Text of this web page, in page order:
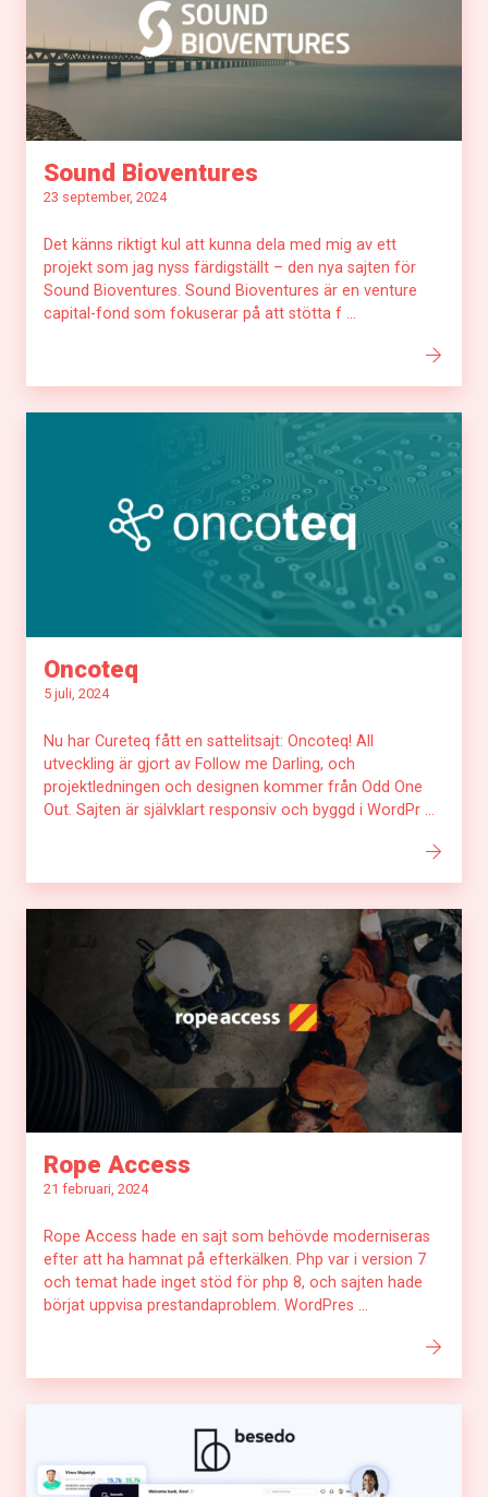
Sound Bioventures
23 september, 2024
Det känns riktigt kul att kunna dela med mig av ett
projekt som jag nyss färdigställt – den nya sajten för
Sound Bioventures. Sound Bioventures är en venture
capital-fond som fokuserar på att stötta f ...
Oncoteq
5 juli, 2024
Nu har Cureteq fått en sattelitsajt: Oncoteq! All
utveckling är gjort av Follow me Darling, och
projektledningen och designen kommer från Odd One
Out. Sajten är självklart responsiv och byggd i WordPr ...
Rope Access
21 februari, 2024
Rope Access hade en sajt som behövde moderniseras
efter att ha hamnat på efterkälken. Php var i version 7
och temat hade inget stöd för php 8, och sajten hade
börjat uppvisa prestandaproblem. WordPres ...